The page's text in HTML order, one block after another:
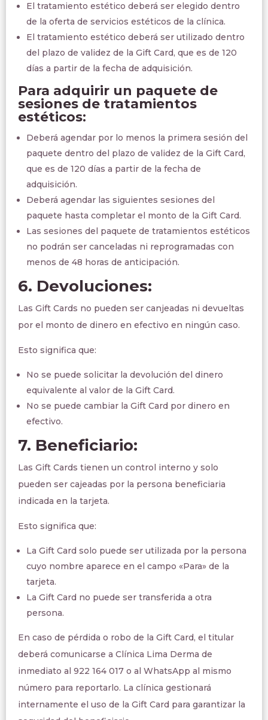
El tratamiento estético deberá ser elegido dentro
de la oferta de servicios estéticos de la clínica.
El tratamiento estético deberá ser utilizado dentro
del plazo de validez de la Gift Card, que es de 120
días a partir de la fecha de adquisición.
Para adquirir un paquete de
sesiones de tratamientos
estéticos:
Deberá agendar por lo menos la primera sesión del
paquete dentro del plazo de validez de la Gift Card,
que es de 120 días a partir de la fecha de
adquisición.
Deberá agendar las siguientes sesiones del
paquete hasta completar el monto de la Gift Card.
Las sesiones del paquete de tratamientos estéticos
no podrán ser canceladas ni reprogramadas con
menos de 48 horas de anticipación.
6. Devoluciones:
Las Gift Cards no pueden ser canjeadas ni devueltas
por el monto de dinero en efectivo en ningún caso.
Esto significa que:
No se puede solicitar la devolución del dinero
equivalente al valor de la Gift Card.
No se puede cambiar la Gift Card por dinero en
efectivo.
7. Beneficiario:
Las Gift Cards tienen un control interno y solo
pueden ser cajeadas por la persona beneficiaria
indicada en la tarjeta.
Esto significa que:
La Gift Card solo puede ser utilizada por la persona
cuyo nombre aparece en el campo «Para» de la
tarjeta.
La Gift Card no puede ser transferida a otra
persona.
En caso de pérdida o robo de la Gift Card, el titular
deberá comunicarse a Clínica Lima Derma de
inmediato al 922 164 017 o al WhatsApp al mismo
número para reportarlo. La clínica gestionará
internamente el uso de la Gift Card para garantizar la